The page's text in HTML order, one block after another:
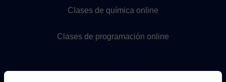
Clases de italiano online
Clases de portugués online